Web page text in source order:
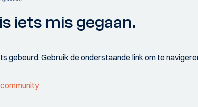
iets mis gegaan.
gebeurd. Gebruik de onderstaande link om te